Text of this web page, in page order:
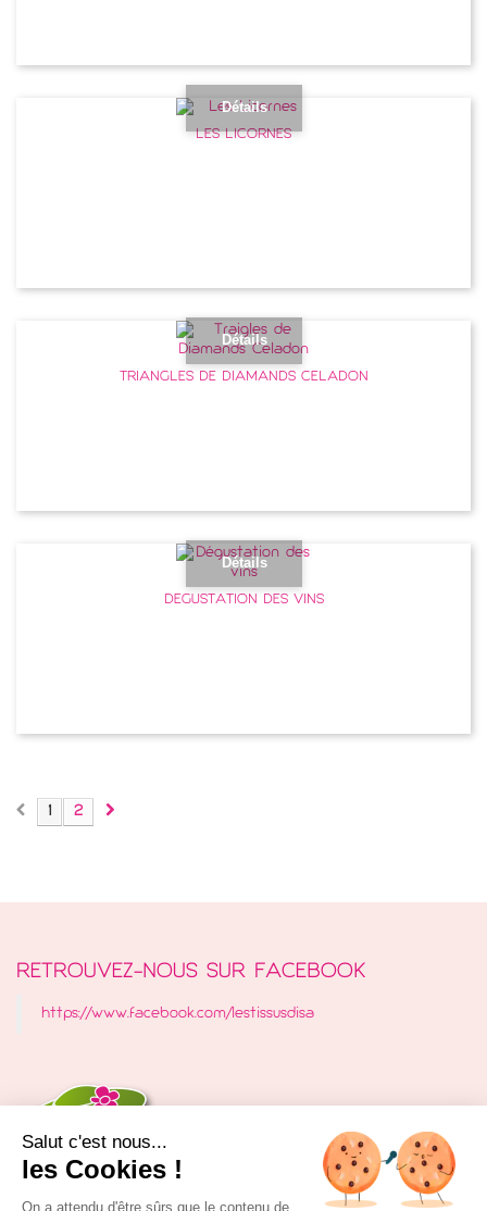
Détails
LES LICORNES
Détails
TRIANGLES DE DIAMANDS CÉLADON
Détails
DÉGUSTATION DES VINS
1 2
RETROUVEZ-NOUS SUR FACEBOOK
https://www.facebook.com/lestissusdisa
Salut c'est nous...
les Cookies !
On a attendu d'être sûrs que le contenu de